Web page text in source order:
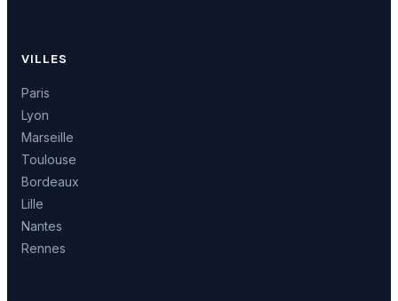
VILLES
Paris
Lyon
Marseille
Toulouse
Bordeaux
Lille
Nantes
Rennes